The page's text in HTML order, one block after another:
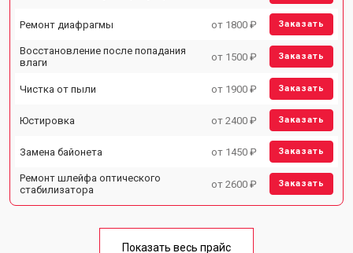
Ремонт диафрагмы от 1800 ₽ Заказать
Восстановление после попадания
влаги
от 1500 ₽ Заказать
Чистка от пыли от 1900 ₽ Заказать
Юстировка от 2400 ₽ Заказать
Замена байонета от 1450 ₽ Заказать
Ремонт шлейфа оптического
стабилизатора
от 2600 ₽ Заказать
Показать весь прайс